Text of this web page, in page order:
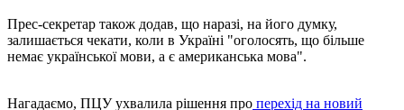
Прес-секретар також додав, що наразі, на його думку,
залишається чекати, коли в Україні "оголосять, що більше
немає української мови, а є американська мова".
Нагадаємо, ПЦУ ухвалила рішення про перехід на новий